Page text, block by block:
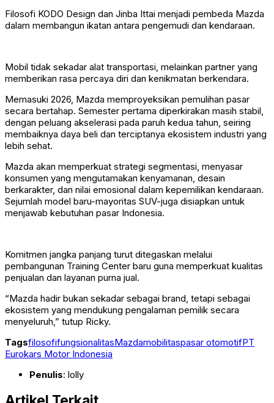
Filosofi KODO Design dan Jinba Ittai menjadi pembeda Mazda
dalam membangun ikatan antara pengemudi dan kendaraan.
Mobil tidak sekadar alat transportasi, melainkan partner yang
memberikan rasa percaya diri dan kenikmatan berkendara.
Memasuki 2026, Mazda memproyeksikan pemulihan pasar
secara bertahap. Semester pertama diperkirakan masih stabil,
dengan peluang akselerasi pada paruh kedua tahun, seiring
membaiknya daya beli dan terciptanya ekosistem industri yang
lebih sehat.
Mazda akan memperkuat strategi segmentasi, menyasar
konsumen yang mengutamakan kenyamanan, desain
berkarakter, dan nilai emosional dalam kepemilikan kendaraan.
Sejumlah model baru-mayoritas SUV-juga disiapkan untuk
menjawab kebutuhan pasar Indonesia.
Komitmen jangka panjang turut ditegaskan melalui
pembangunan Training Center baru guna memperkuat kualitas
penjualan dan layanan purna jual.
“Mazda hadir bukan sekadar sebagai brand, tetapi sebagai
ekosistem yang mendukung pengalaman pemilik secara
menyeluruh,” tutup Ricky.
TagsfilosofifungsionalitasMazdamobilitaspasar otomotifPT
Eurokars Motor Indonesia
Penulis: lolly